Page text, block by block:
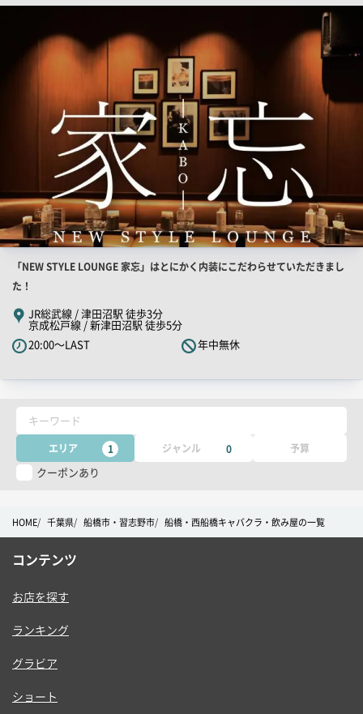
店
店
舗
PR
キ
ャ
チ
ー
「NEW STYLE LOUNGE 家忘」はとにかく内装にこだわらせていただきまし
た！
JR総武線 / 津田沼駅 徒歩3分
京成松戸線 / 新津田沼駅 徒歩5分
20:00～LAST
年中無休
キーワード
エリア 1 ジャンル 0 予算
クーポンあり
HOME 千葉県 船橋市・習志野市 船橋・西船橋キャバクラ・飲み屋の一覧
コンテンツ
お店を探す
ランキング
グラビア
ショート